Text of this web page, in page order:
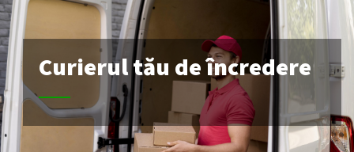
Curierul tău de încredere